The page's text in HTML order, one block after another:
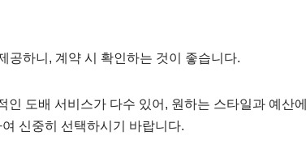
공하니, 계약 시 확인하는 것이 좋습니다.
인 도배 서비스가 다수 있어, 원하는 스타일과 예산
신중히 선택하시기 바랍니다.